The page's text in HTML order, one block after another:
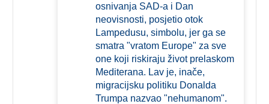
osnivanja SAD-a i Dan
neovisnosti, posjetio otok
Lampedusu, simbolu, jer ga se
smatra "vratom Europe" za sve
one koji riskiraju život prelaskom
Mediterana. Lav je, inače,
migracijsku politiku Donalda
Trumpa nazvao "nehumanom".